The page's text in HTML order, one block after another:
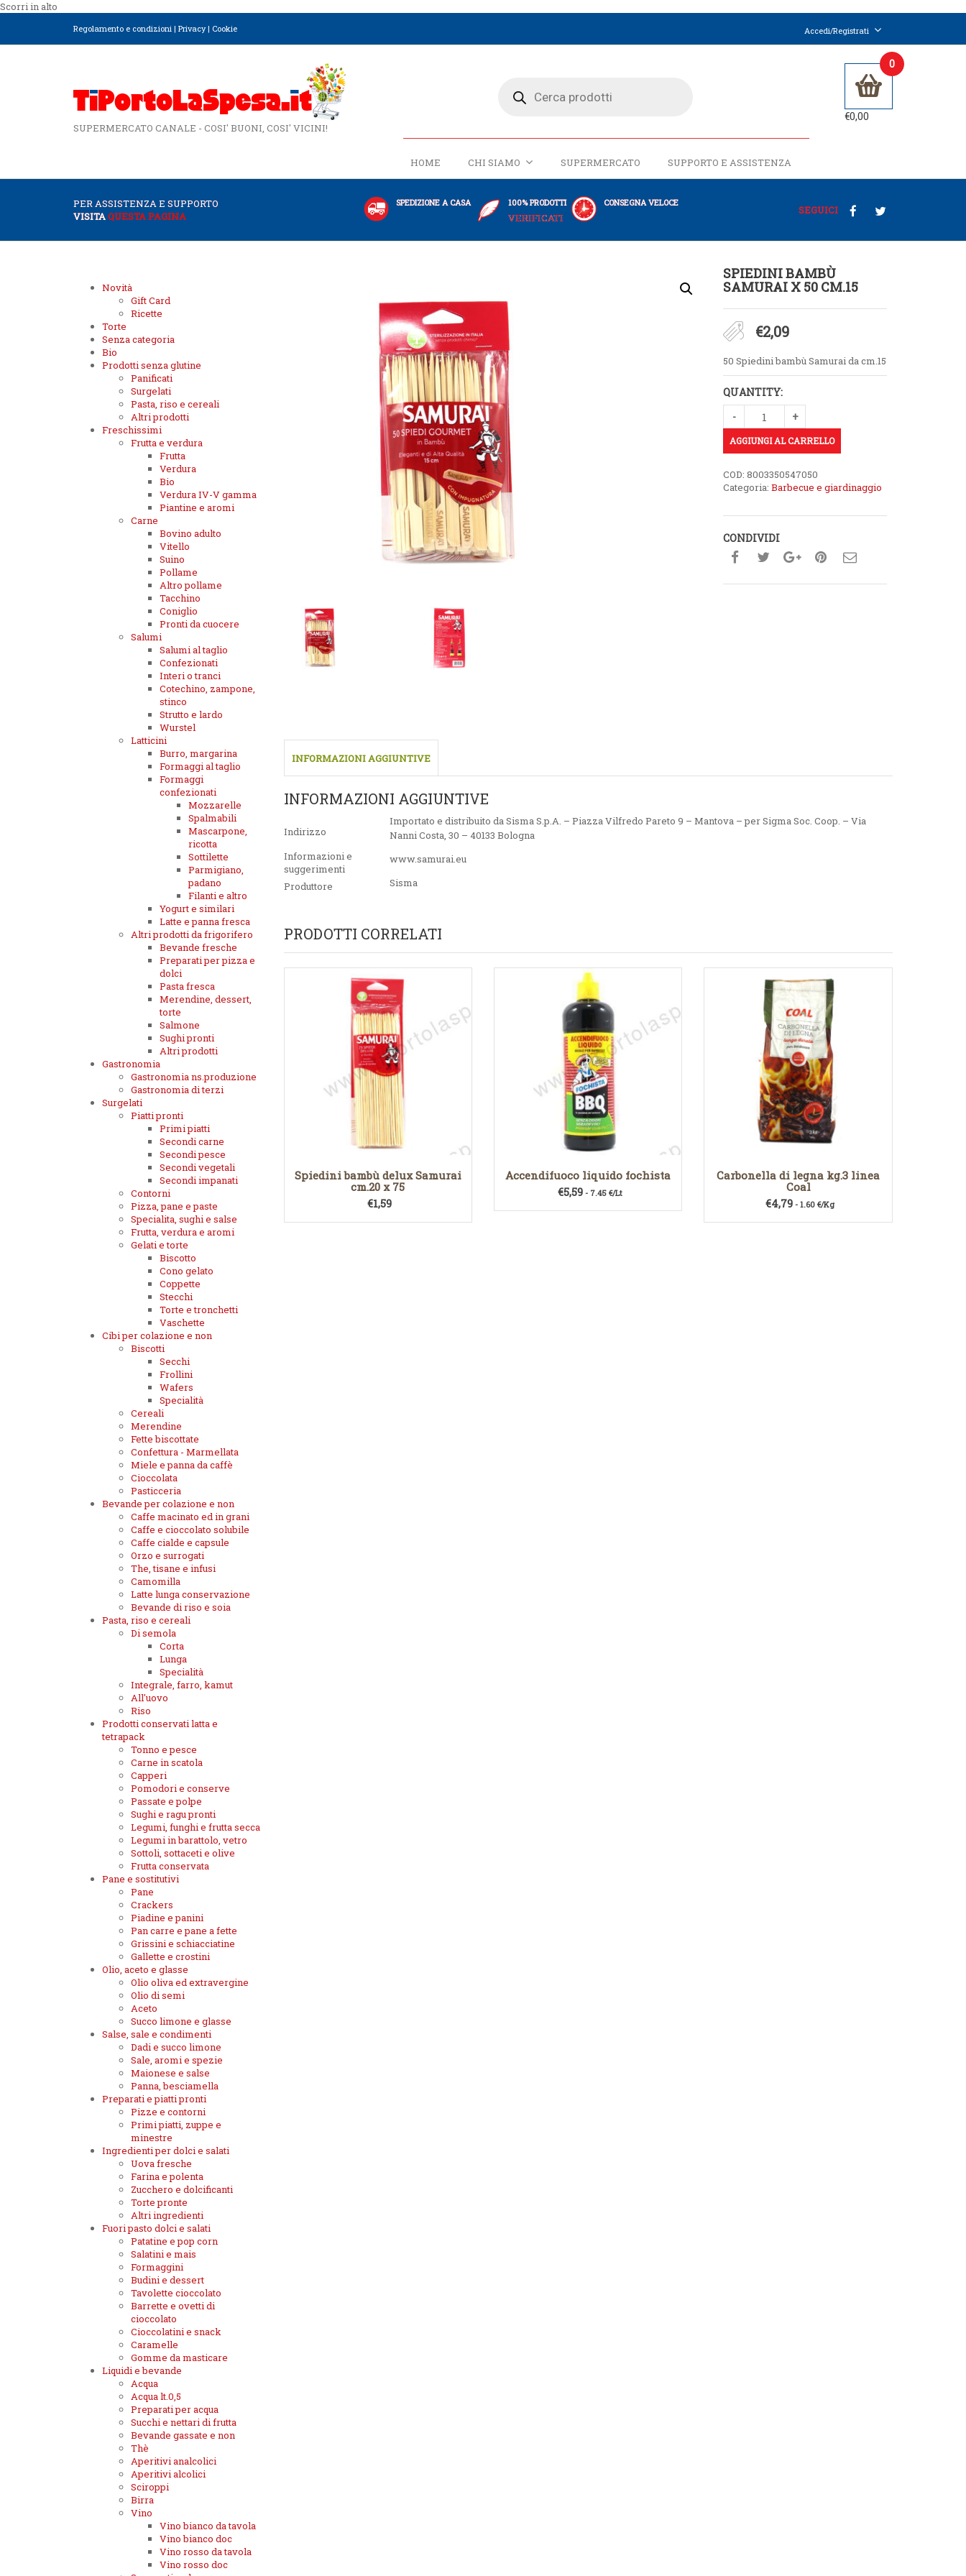
Scorri in alto
Regolamento e condizioni | Privacy| Cookie Accedi/Registrati
SUPERMERCATO CANALE - COSI' BUONI, COSI' VICINI!
HOME CHI SIAMO SUPERMERCATO SUPPORTO E ASSISTENZA
0
€0,00
PER ASSISTENZA E SUPPORTO
VISITAQUESTA PAGINA
SPEDIZIONE A CASA 100% PRODOTTI
VERIFICATI
CONSEGNA VELOCE
SEGUICI
SPIEDINI BAMBÙ
SAMURAI X 50 CM.15
€2,09
50 Spiedini bambù Samurai da cm.15
QUANTITY:
AGGIUNGI AL CARRELLO
COD:8003350547050
Categoria:Barbecue e giardinaggio
CONDIVIDI
INFORMAZIONI AGGIUNTIVE
INFORMAZIONI AGGIUNTIVE
Indirizzo
Importato e distribuito da Sisma S.p.A. – Piazza Vilfredo Pareto 9 – Mantova – per Sigma Soc. Coop. – Via
Nanni Costa, 30 – 40133 Bologna
Informazioni e
suggerimenti
www.samurai.eu
Produttore Sisma
PRODOTTI CORRELATI
Spiedini bambù delux Samurai
cm.20 x 75
€1,59
Accendifuoco liquido fochista
€5,59- 7.45 €/Lt
Carbonella di legna kg.3 linea
Coal
€4,79 - 1.60 €/Kg
Novità
Gift Card
Ricette
Torte
Senza categoria
Bio
Prodotti senza glutine
Panificati
Surgelati
Pasta, riso e cereali
Altri prodotti
Freschissimi
Frutta e verdura
Frutta
Verdura
Bio
Verdura IV-V gamma
Piantine e aromi
Carne
Bovino adulto
Vitello
Suino
Pollame
Altro pollame
Tacchino
Coniglio
Pronti da cuocere
Salumi
Salumi al taglio
Confezionati
Interi o tranci
Cotechino, zampone,
stinco
Strutto e lardo
Wurstel
Latticini
Burro, margarina
Formaggi al taglio
Formaggi
confezionati
Mozzarelle
Spalmabili
Mascarpone,
ricotta
Sottilette
Parmigiano,
padano
Filanti e altro
Yogurt e similari
Latte e panna fresca
Altri prodotti da frigorifero
Bevande fresche
Preparati per pizza e
dolci
Pasta fresca
Merendine, dessert,
torte
Salmone
Sughi pronti
Altri prodotti
Gastronomia
Gastronomia ns.produzione
Gastronomia di terzi
Surgelati
Piatti pronti
Primi piatti
Secondi carne
Secondi pesce
Secondi vegetali
Secondi impanati
Contorni
Pizza, pane e paste
Specialita, sughi e salse
Frutta, verdura e aromi
Gelati e torte
Biscotto
Cono gelato
Coppette
Stecchi
Torte e tronchetti
Vaschette
Cibi per colazione e non
Biscotti
Secchi
Frollini
Wafers
Specialità
Cereali
Merendine
Fette biscottate
Confettura - Marmellata
Miele e panna da caffè
Cioccolata
Pasticceria
Bevande per colazione e non
Caffe macinato ed in grani
Caffe e cioccolato solubile
Caffe cialde e capsule
Orzo e surrogati
The, tisane e infusi
Camomilla
Latte lunga conservazione
Bevande di riso e soia
Pasta, riso e cereali
Di semola
Corta
Lunga
Specialità
Integrale, farro, kamut
All'uovo
Riso
Prodotti conservati latta e
tetrapack
Tonno e pesce
Carne in scatola
Capperi
Pomodori e conserve
Passate e polpe
Sughi e ragu pronti
Legumi, funghi e frutta secca
Legumi in barattolo, vetro
Sottoli, sottaceti e olive
Frutta conservata
Pane e sostitutivi
Pane
Crackers
Piadine e panini
Pan carre e pane a fette
Grissini e schiacciatine
Gallette e crostini
Olio, aceto e glasse
Olio oliva ed extravergine
Olio di semi
Aceto
Succo limone e glasse
Salse, sale e condimenti
Dadi e succo limone
Sale, aromi e spezie
Maionese e salse
Panna, besciamella
Preparati e piatti pronti
Pizze e contorni
Primi piatti, zuppe e
minestre
Ingredienti per dolci e salati
Uova fresche
Farina e polenta
Zucchero e dolcificanti
Torte pronte
Altri ingredienti
Fuori pasto dolci e salati
Patatine e pop corn
Salatini e mais
Formaggini
Budini e dessert
Tavolette cioccolato
Barrette e ovetti di
cioccolato
Cioccolatini e snack
Caramelle
Gomme da masticare
Liquidi e bevande
Acqua
Acqua lt.0,5
Preparati per acqua
Succhi e nettari di frutta
Bevande gassate e non
Thè
Aperitivi analcolici
Aperitivi alcolici
Sciroppi
Birra
Vino
Vino bianco da tavola
Vino bianco doc
Vino rosso da tavola
Vino rosso doc